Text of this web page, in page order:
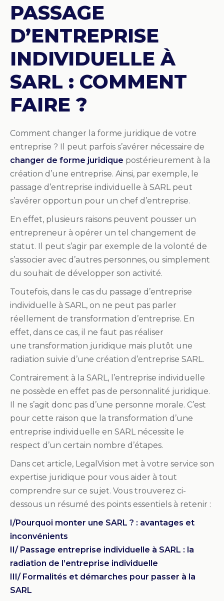
PASSAGE
D’ENTREPRISE
INDIVIDUELLE À
SARL : COMMENT
FAIRE ?
Comment changer la forme juridique de votre
entreprise ? Il peut parfois s’avérer nécessaire de
changer de forme juridique postérieurement à la
création d’une entreprise. Ainsi, par exemple, le
passage d’entreprise individuelle à SARL peut
s’avérer opportun pour un chef d’entreprise.
En effet, plusieurs raisons peuvent pousser un
entrepreneur à opérer un tel changement de
statut. Il peut s’agir par exemple de la volonté de
s’associer avec d’autres personnes, ou simplement
du souhait de développer son activité.
Toutefois, dans le cas du passage d’entreprise
individuelle à SARL, on ne peut pas parler
réellement de transformation d’entreprise. En
effet, dans ce cas, il ne faut pas réaliser
une transformation juridique mais plutôt une
radiation suivie d’une création d’entreprise SARL.
Contrairement à la SARL, l’entreprise individuelle
ne possède en effet pas de personnalité juridique.
Il ne s’agit donc pas d’une personne morale. C’est
pour cette raison que la transformation d’une
entreprise individuelle en SARL nécessite le
respect d’un certain nombre d’étapes.
Dans cet article, LegalVision met à votre service son
expertise juridique pour vous aider à tout
comprendre sur ce sujet. Vous trouverez ci-
dessous un résumé des points essentiels à retenir :
I/Pourquoi monter une SARL ? : avantages et
inconvénients
II/ Passage entreprise individuelle à SARL : la
radiation de l’entreprise individuelle
III/ Formalités et démarches pour passer à la
SARL